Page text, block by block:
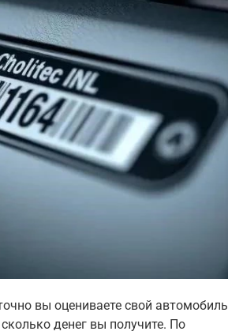
вы оцениваете свой автомобиль
денег вы получите. По